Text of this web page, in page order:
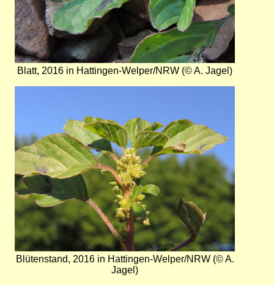
Blatt, 2016 in Hattingen-Welper/NRW (© A. Jagel)
Blütenstand, 2016 in Hattingen-Welper/NRW (© A.
Jagel)